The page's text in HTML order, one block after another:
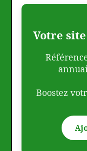
Votre
Boostez